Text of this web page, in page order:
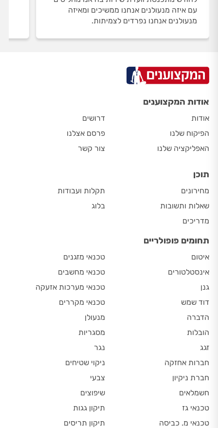
עם איזה מנעולנים אנחנו ממשיכים ומאיזה
מנעולנים אנחנו נפרדים לצמיתות.
אודות המקצוענים
אודות
הפיקוח שלנו
האפליקציה שלנו
דרושים
פרסם אצלנו
צור קשר
תוכן
מחירונים
שאלות ותשובות
מדריכים
תקלות ועבודות
בלוג
תחומים פופולריים
איטום
אינסטלטורים
גנן
דוד שמש
הדברה
הובלות
זגג
חברות אחזקה
חברת ניקיון
חשמלאים
טכנאי גז
טכנאי מ. כביסה
טכנאי מזגנים
טכנאי מחשבים
טכנאי מערכות אזעקה
טכנאי מקררים
מנעולן
מסגריות
נגר
ניקוי שטיחים
צבעי
שיפוצים
תיקון גגות
תיקון תריסים